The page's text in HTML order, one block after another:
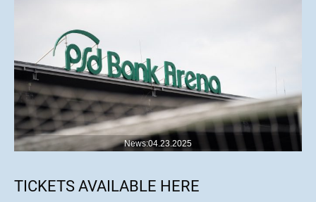
News:04.23.2025
TICKETS AVAILABLE HERE